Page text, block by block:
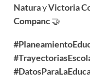
Naturay​​Victoria
Companc🤝